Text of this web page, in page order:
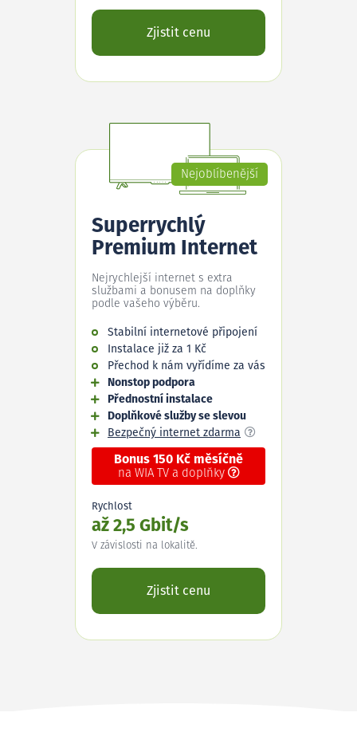
Zjistit cenu
Nejoblíbenější
Superrychlý
Premium Internet
Nejrychlejší internet s extra
službami a bonusem na doplňky
podle vašeho výběru.
Stabilní internetové připojení
Instalace již za 1 Kč
Přechod k nám vyřídíme za vás
Nonstop podpora
Přednostní instalace
Doplňkové služby se slevou
Bezpečný internet zdarma
Bonus 150 Kč měsíčně
na WIA TV a doplňky
Rychlost
až 2,5 Gbit/s
V závislosti na lokalitě.
Zjistit cenu